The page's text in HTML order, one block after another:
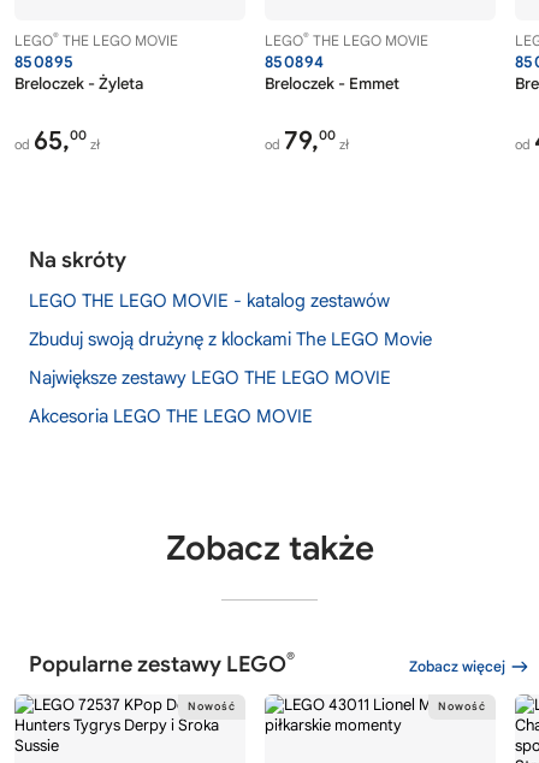
LEGO® THE LEGO MOVIE
850895
Breloczek - Żyleta
od 65,00
zł
LEGO® THE LEGO MOVIE
850894
Breloczek - Emmet
od 79,00
zł od
Na skróty
LEGO THE LEGO MOVIE - katalog zestawów
Zbuduj swoją drużynę z klockami The LEGO Movie
Największe zestawy LEGO THE LEGO MOVIE
Akcesoria LEGO THE LEGO MOVIE
Zobacz także
Popularne zestawy LEGO® Zobacz więcej